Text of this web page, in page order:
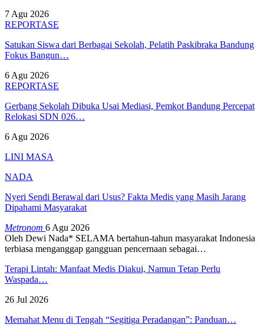
7 Agu 2026
REPORTASE
Satukan Siswa dari Berbagai Sekolah, Pelatih Paskibraka Bandung
Fokus Bangun…
6 Agu 2026
REPORTASE
Gerbang Sekolah Dibuka Usai Mediasi, Pemkot Bandung Percepat
Relokasi SDN 026…
6 Agu 2026
LINI MASA
NADA
Nyeri Sendi Berawal dari Usus? Fakta Medis yang Masih Jarang
Dipahami Masyarakat
Metronom 6 Agu 2026
Oleh Dewi Nada* SELAMA bertahun-tahun masyarakat Indonesia
terbiasa menganggap gangguan pencernaan sebagai…
Terapi Lintah: Manfaat Medis Diakui, Namun Tetap Perlu
Waspada…
26 Jul 2026
Memahat Menu di Tengah “Segitiga Peradangan”: Panduan…